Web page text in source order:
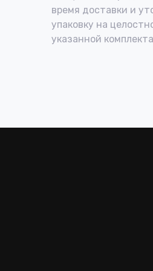
время доставки и
упаковку на
указанной